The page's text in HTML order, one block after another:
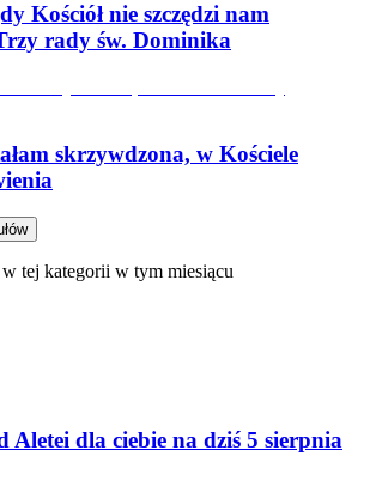
Kościół nie szczędzi nam
rady św. Dominika
skrzywdzona, w Kościele
tej kategorii w tym miesiącu
Aletei dla ciebie na dziś 5 sierpnia